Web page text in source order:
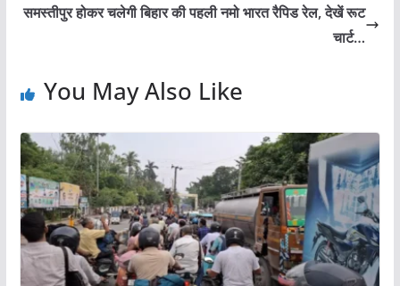
समस्तीपुर होकर चलेगी बिहार की पहली नमो भारत रैपिड रेल, देखें रूट
चार्ट…
You May Also Like